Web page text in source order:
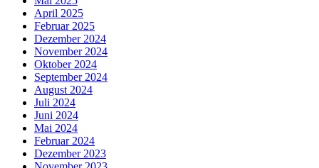
April 2025
Februar 2025
Dezember 2024
November 2024
Oktober 2024
September 2024
August 2024
Juli 2024
Juni 2024
Mai 2024
Februar 2024
Dezember 2023